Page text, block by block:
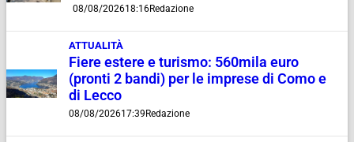
08/08/202618:16Redazione
ATTUALITÀ
Fiere estere e turismo: 560mila euro
(pronti 2 bandi) per le imprese di Como e
di Lecco
08/08/202617:39 Redazione